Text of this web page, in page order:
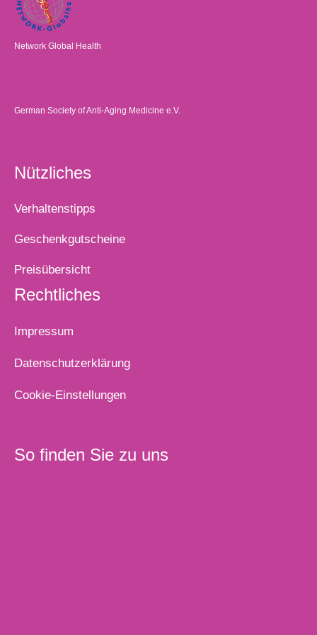
Network Global Health
German Society of Anti-Aging Medicine e.V.
Nützliches
Verhaltenstipps
Geschenkgutscheine
Preisübersicht
Rechtliches
Impressum
Datenschutzerklärung
Cookie-Einstellungen
So finden Sie zu uns